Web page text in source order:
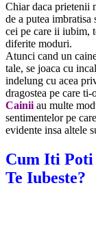
Chiar daca prietenii
de a putea
cei pe care ii iubim,
diferite moduri.
Atunci cand un
tale, se joaca cu
indelung cu acea
dragostea pe care ti-
Cainiiau multe
sentimentelor pe
evidente insa altele
Cum Iti Poti
Te Iubeste?